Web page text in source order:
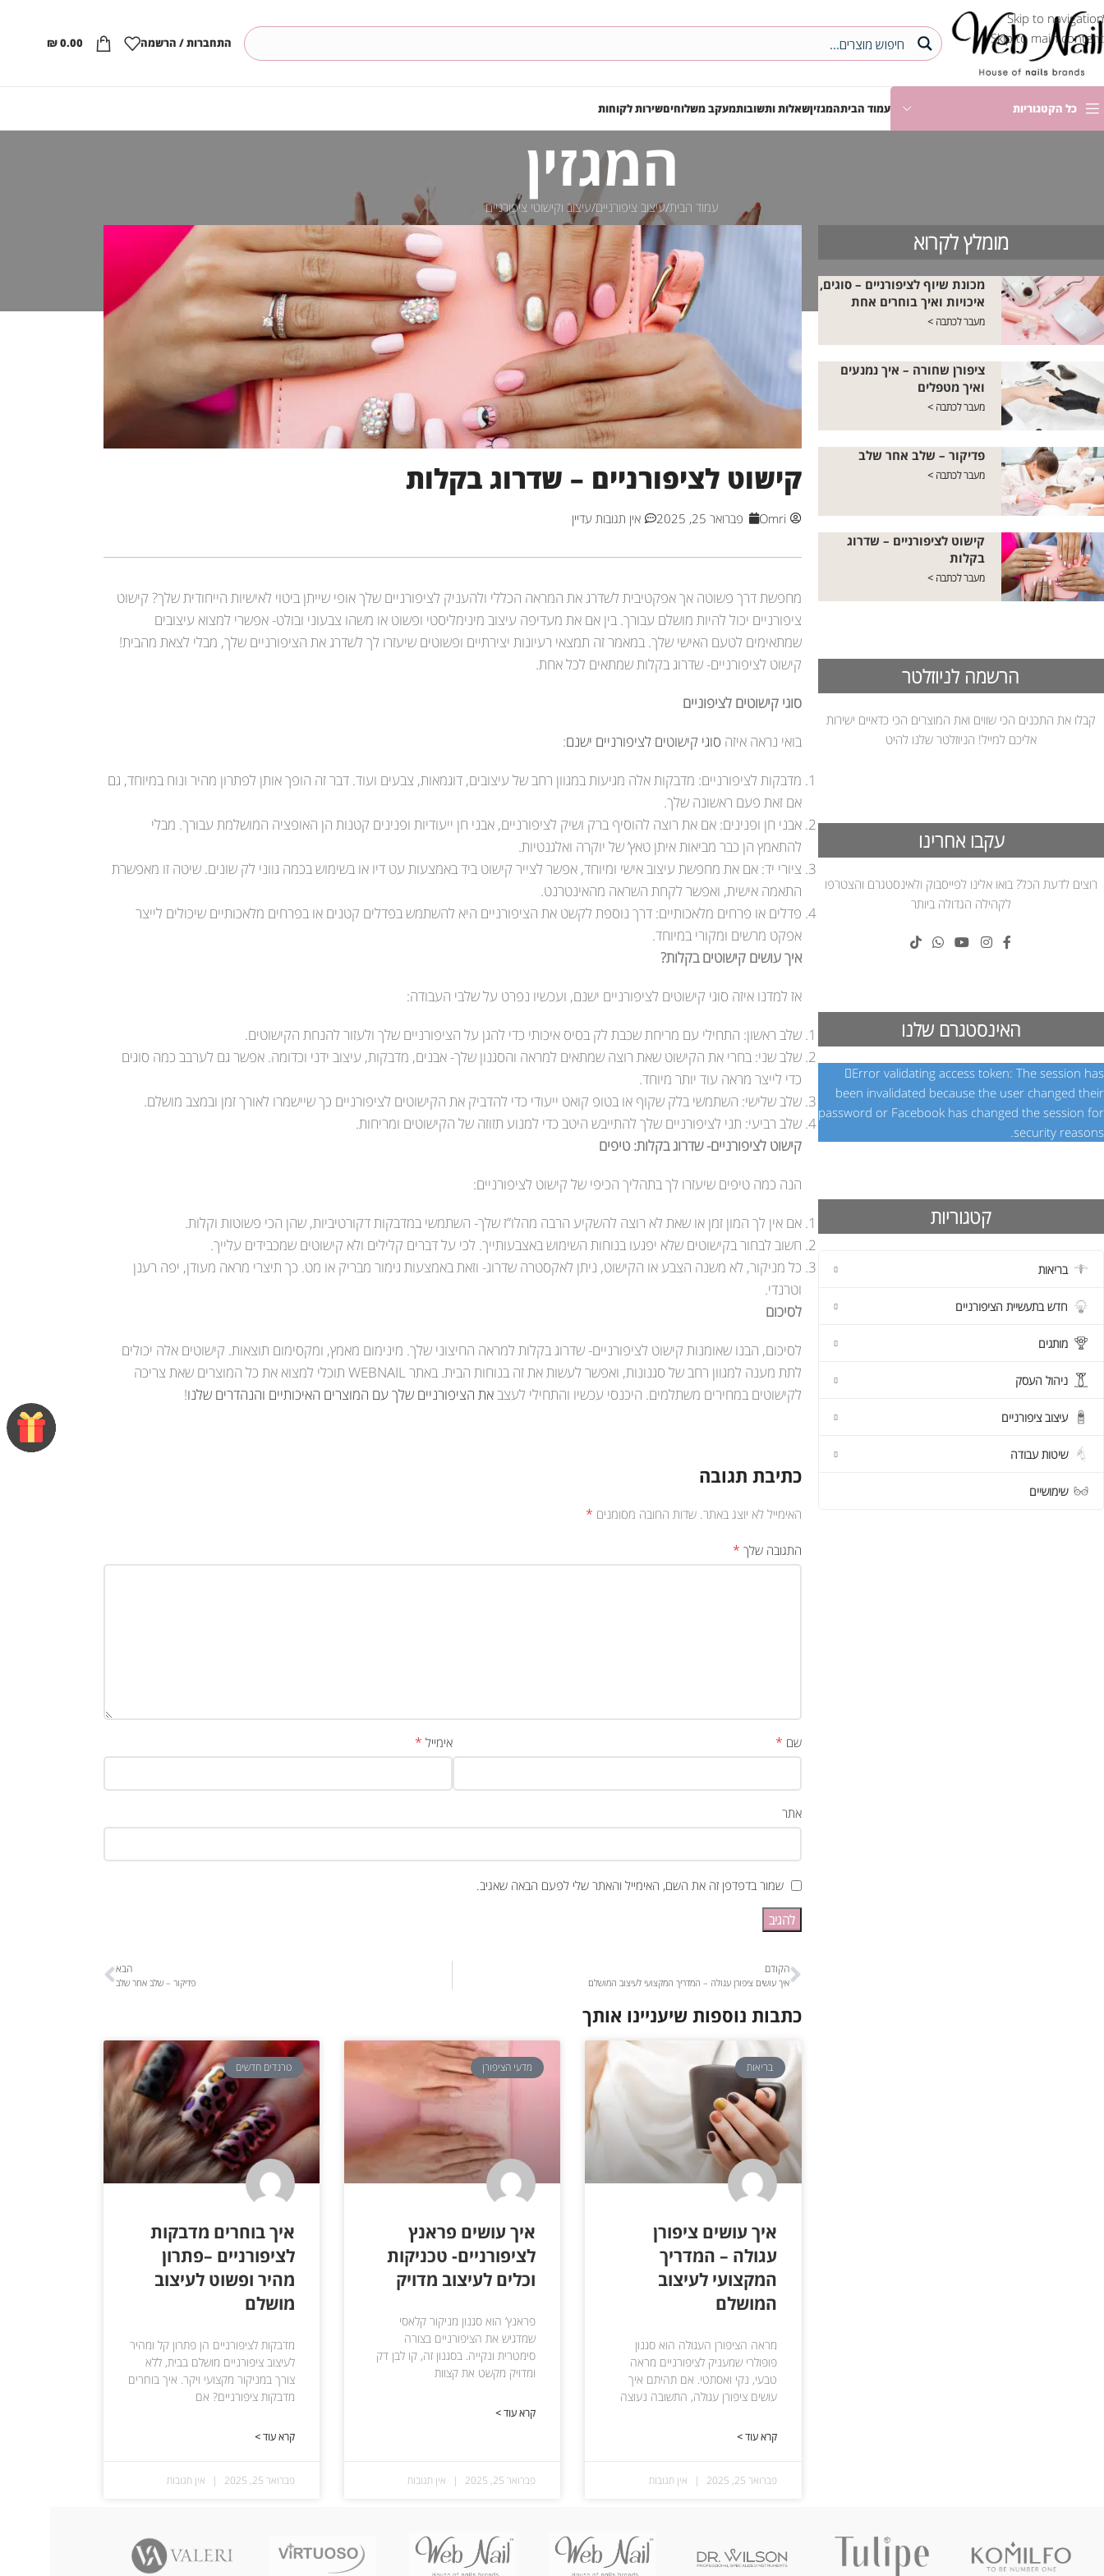
Skip to navigation
Skip to main content
התחברות / הרשמה ₪0.00
כל הקטגוריות עמוד הביתהמגזיןשאלות ותשובותמעקב משלוחיםשירות לקוחות
המגזין
עמוד הבית עיצוב ציפורניים עיצוב וקישוטי ציפורניים
מומלץ לקרוא
מכונת שיוף לציפורניים – סוגים,
איכויות ואיך בוחרים אחת
מעבר לכתבה >
ציפורן שחורה – איך נמנעים
ואיך מטפלים
מעבר לכתבה >
פדיקור – שלב אחר שלב
מעבר לכתבה >
קישוט לציפורניים – שדרוג
בקלות
מעבר לכתבה >
הרשמה לניוזלטר
קבלו את התכנים הכי שווים ואת המוצרים הכי כדאיים ישירות
אליכם למייל! הניוזלטר שלנו להיט
עקבו אחרינו
רוצים לדעת הכל? בואו אלינו לפייסבוק ולאינסטגרם והצטרפו
לקהילה הגדולה ביותר
האינסטגרם שלנו
Error validating access token: The session has
been invalidated because the user changed their
password or Facebook has changed the session for
security reasons.
קטגוריות
בריאות
חדש בתעשיית הציפורניים
מותגים
ניהול העסק
עיצוב ציפורניים
שיטות עבודה
שימושיים
קישוט לציפורניים – שדרוג בקלות
Omri פברואר 25, 2025 אין תגובות עדיין
מחפשת דרך פשוטה אך אפקטיבית לשדרג את המראה הכללי ולהעניק לציפורניים שלך אופי שייתן ביטוי לאישיות הייחודית שלך? קישוט
ציפורניים יכול להיות מושלם עבורך. בין אם את מעדיפה עיצוב מינימליסטי ופשוט או משהו צבעוני ובולט- אפשרי למצוא עיצובים
שמתאימים לטעם האישי שלך. במאמר זה תמצאי רעיונות יצירתיים ופשוטים שיעזרו לך לשדרג את הציפורניים שלך, מבלי לצאת מהבית!
קישוט לציפורניים- שדרוג בקלות שמתאים לכל אחת.
סוגי קישוטים לציפוניים
בואי נראה איזה סוגי קישוטים לציפורניים ישנם:
מדבקות לציפורניים: מדבקות אלה מגיעות במגוון רחב של עיצובים, דוגמאות, צבעים ועוד. דבר זה הופך אותן לפתרון מהיר ונוח במיוחד, גם
אם זאת פעם ראשונה שלך.
אבני חן ופנינים: אם את רוצה להוסיף ברק ושיק לציפורניים, אבני חן ייעודיות ופנינים קטנות הן האופציה המושלמת עבורך. מבלי
להתאמץ הן כבר מביאות איתן טאץ’ של יוקרה ואלגנטיות.
ציורי יד: אם את מחפשת עיצוב אישי ומיוחד, אפשר לצייר קישוט ביד באמצעות עט דיו או בשימוש בכמה גווני לק שונים. שיטה זו מאפשרת
התאמה אישית, ואפשר לקחת השראה מהאינטרנט.
פדלים או פרחים מלאכותיים: דרך נוספת לקשט את הציפורניים היא להשתמש בפדלים קטנים או בפרחים מלאכותיים שיכולים לייצר
אפקט מרשים ומקורי במיוחד.
איך עושים קישוטים בקלות?
אז למדנו איזה סוגי קישוטים לציפורניים ישנם, ועכשיו נפרט על שלבי העבודה:
שלב ראשון: התחילי עם מריחת שכבת לק בסיס איכותי כדי להגן על הציפורניים שלך ולעזור להנחת הקישוטים.
שלב שני: בחרי את הקישוט שאת רוצה שמתאים למראה והסגנון שלך- אבנים, מדבקות, עיצוב ידני וכדומה. אפשר גם לערבב כמה סוגים
כדי לייצר מראה עוד יותר מיוחד.
שלב שלישי: השתמשי בלק שקוף או בטופ קואט ייעודי כדי להדביק את הקישוטים לציפורניים כך שיישמרו לאורך זמן ובמצב מושלם.
שלב רביעי: תני לציפורניים שלך להתייבש היטב כדי למנוע תזוזה של הקישוטים ומריחות.
קישוט לציפורניים- שדרוג בקלות: טיפים
הנה כמה טיפים שיעזרו לך בתהליך הכיפי של קישוט לציפורניים:
אם אין לך המון זמן או שאת לא רוצה להשקיע הרבה מהלו”ז שלך- השתמשי במדבקות דקורטיביות, שהן הכי פשוטות וקלות.
חשוב לבחור בקישוטים שלא יפגעו בנוחות השימוש באצבעותייך. לכי על דברים קלילים ולא קישוטים שמכבידים עלייך.
כל מניקור, לא משנה הצבע או הקישוט, ניתן לאקסטרה שדרוג- וזאת באמצעות גימור מבריק או מט. כך תיצרי מראה מעודן, יפה רענן
וטרנדי.
לסיכום
לסיכום, הבנו שאומנות קישוט לציפורניים- שדרוג בקלות למראה החיצוני שלך. מינימום מאמץ, ומקסימום תוצאות. קישוטים אלה יכולים
לתת מענה למגוון רחב של סגנונות, ואפשר לעשות את זה בנוחות הבית. באתר WEBNAIL תוכלי למצוא את כל המוצרים שאת צריכה
לקישוטים במחירים משתלמים. היכנסי עכשיו והתחילי לעצבאת הציפורניים שלך עם המוצרים האיכותיים והנהדרים שלנו!
כתיבת תגובה
האימייל לא יוצג באתר. שדות החובה מסומנים *
התגובה שלך *
שם * אימייל *
אתר
שמור בדפדפן זה את השם, האימייל והאתר שלי לפעם הבאה שאגיב.
הקודם
איך עושים ציפורן עגולה – המדריך המקצועי לעיצוב המושלם
הבא
פדיקור – שלב אחר שלב
כתבות נוספות שיעניינו אותך
בריאות
איך עושים ציפורן
עגולה – המדריך
המקצועי לעיצוב
המושלם
מראה הציפורן העגולה הוא סגנון
פופולרי שמעניק לציפורניים מראה
טבעי, נקי ואסתטי. אם תהיתם איך
עושים ציפורן עגולה, התשובה נעוצה
קרא עוד >
פברואר 25, 2025 אין תגובות
מדעי הציפורן
איך עושים פראנץ
לציפורניים- טכניקות
וכלים לעיצוב מדויק
פראנץ’ הוא סגנון מניקור קלאסי
שמדגיש את הציפורניים בצורה
סימטרית ונקייה. בסגנון זה, קו לבן דק
ומדויק מקשט את קצוות
קרא עוד >
פברואר 25, 2025 אין תגובות
טרנדים חדשים
איך בוחרים מדבקות
לציפורניים –פתרון
מהיר ופשוט לעיצוב
מושלם
מדבקות לציפורניים הן פתרון קל ומהיר
לעיצוב ציפורניים מושלם בבית, ללא
צורך במניקור מקצועי ויקר. איך בוחרים
מדבקות ציפורניים? אם
קרא עוד >
פברואר 25, 2025 אין תגובות